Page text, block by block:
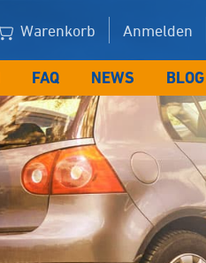
Warenkorb Anmelden
FAQ NEWS BLOG